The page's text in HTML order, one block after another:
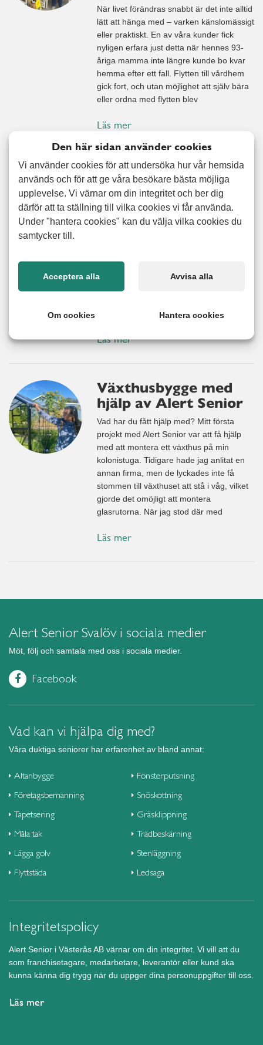
När livet förändras snabbt är det inte alltid
lätt att hänga med – varken känslomässigt
eller praktiskt. En av våra kunder fick
nyligen erfara just detta när hennes 93-
åriga mamma inte längre kunde bo kvar
hemma efter ett fall. Flytten till vårdhem
gick fort, och utan möjlighet att själv bära
eller ordna med flytten blev
Läs mer
När flytten blev
plötslig och hjälpen
fanns nära
Jimmys pappa skulle flytta till ett
annan, och det blev en stressig situation
för familjen. Mitt i allt var det skönt att veta
att hjälp fanns att få. Det var inte första
Senior. Sist handlade
Läs mer
Växthusbygge med
hjälp av Alert Senior
Vad har du fått hjälp med? Mitt första
projekt med Alert Senior var att få hjälp
med att montera ett växthus på min
kolonistuga. Tidigare hade jag anlitat en
annan firma, men de lyckades inte få
stommen till växthuset att stå i våg, vilket
gjorde det omöjligt att montera
glasrutorna. När jag stod där med
Läs mer
Alert Senior Svalöv i sociala medier
Möt, följ och samtala med oss i sociala medier.
Facebook
Vad kan vi hjälpa dig med?
Våra duktiga seniorer har erfarenhet av bland annat:
Altanbygge
Företagsbemanning
Tapetsering
Måla tak
Lägga golv
Flyttstäda
Fönsterputsning
Snöskottning
Gräsklippning
Trädbeskärning
Stenläggning
Ledsaga
Integritetspolicy
Alert Senior i Västerås AB värnar om din integritet. Vi vill att du
som franchisetagare, medarbetare, leverantör eller kund ska
kunna känna dig trygg när du uppger dina personuppgifter till oss.
Läs mer
Den här sidan använder cookies
Vi använder cookies för att undersöka hur vår hemsida
används och för att ge våra besökare bästa möjliga
upplevelse. Vi värnar om din integritet och ber dig
därför att ta ställning till vilka cookies vi får använda.
Under "hantera cookies" kan du välja vilka cookies du
samtycker till.
Acceptera alla Avvisa alla
Om cookies Hantera cookies